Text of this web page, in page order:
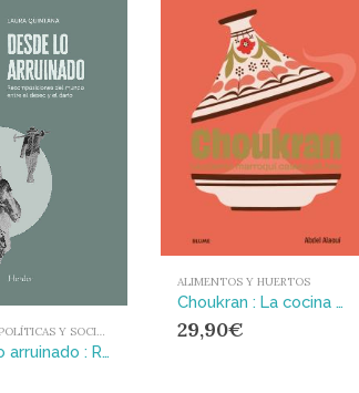
PRÁCTICAS POLÍTICAS Y SOCIALES
Desde lo arruinado : Recomposiciones del mundo entre el deseo y el daño
ALIMENTOS Y HUERTOS
Choukran : La cocina marroquí casera de hoy
29,90€